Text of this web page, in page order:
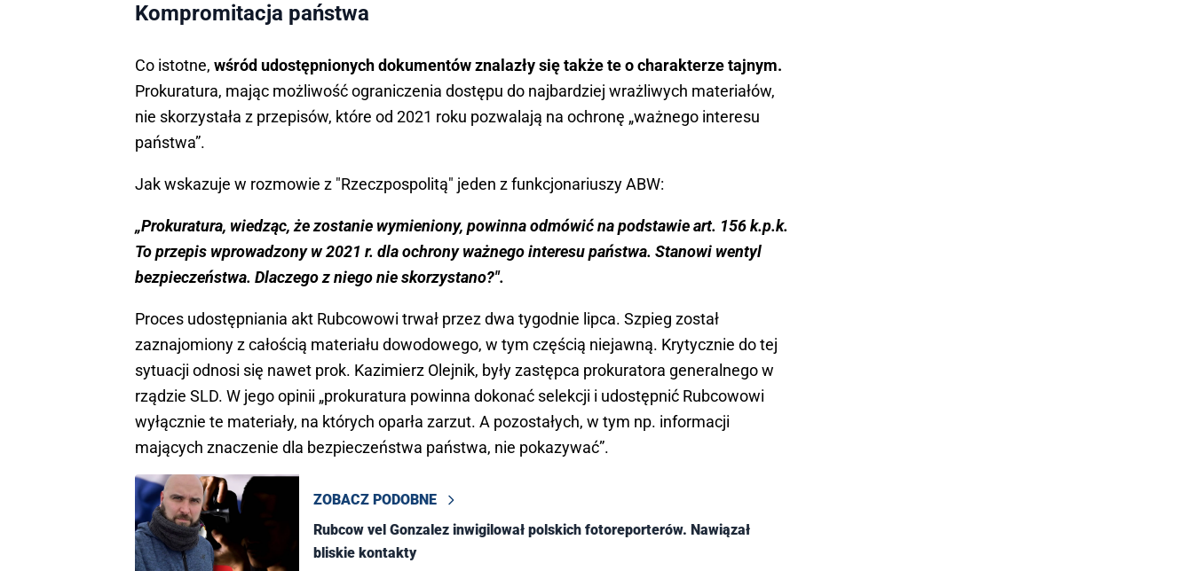
Kompromitacja państwa
Co istotne, wśród udostępnionych dokumentów znalazły się także te o charakterze tajnym.
Prokuratura, mając możliwość ograniczenia dostępu do najbardziej wrażliwych materiałów,
nie skorzystała z przepisów, które od 2021 roku pozwalają na ochronę „ważnego interesu
państwa”.
Jak wskazuje w rozmowie z "Rzeczpospolitą" jeden z funkcjonariuszy ABW:
„Prokuratura, wiedząc, że zostanie wymieniony, powinna odmówić na podstawie art. 156 k.p.k.
To przepis wprowadzony w 2021 r. dla ochrony ważnego interesu państwa. Stanowi wentyl
bezpieczeństwa. Dlaczego z niego nie skorzystano?".
Proces udostępniania akt Rubcowowi trwał przez dwa tygodnie lipca. Szpieg został
zaznajomiony z całością materiału dowodowego, w tym częścią niejawną. Krytycznie do tej
sytuacji odnosi się nawet prok. Kazimierz Olejnik, były zastępca prokuratora generalnego w
rządzie SLD. W jego opinii „prokuratura powinna dokonać selekcji i udostępnić Rubcowowi
wyłącznie te materiały, na których oparła zarzut. A pozostałych, w tym np. informacji
mających znaczenie dla bezpieczeństwa państwa, nie pokazywać”.
ZOBACZ PODOBNE
Rubcow vel Gonzalez inwigilował polskich fotoreporterów. Nawiązał
bliskie kontakty